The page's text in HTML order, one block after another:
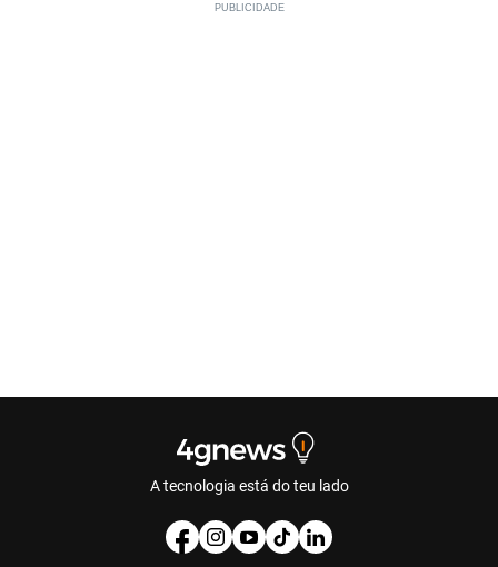
A tecnologia está do teu lado